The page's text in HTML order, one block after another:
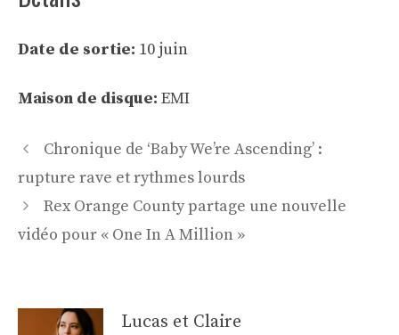
Date de sortie: 10 juin
Maison de disque: EMI
Navigation
des
Chronique de ‘Baby We’re Ascending’ :
rupture rave et rythmes lourds
Rex Orange County partage une nouvelle
vidéo pour « One In A Million »
Lucas et Claire